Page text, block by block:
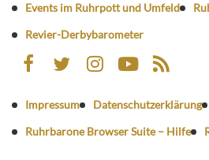
Events im Ruhrpott und Umfeld
Revier-Derbybarometer
Impressum Datenschutzerklärung
Ruhrbarone Browser Suite – Hilfe